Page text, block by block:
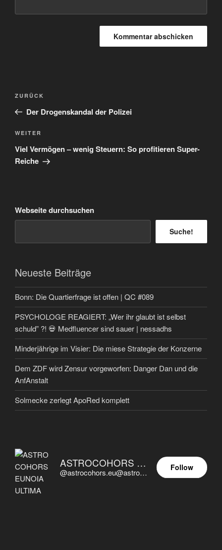
Beitragsnavigation
Vorheriger
Beitrag
ZURÜCK
Der Drogenskandal der Polizei
Nächster
Beitrag
WEITER
Viel Vermögen – wenig Steuern: So profitieren Super-
Reiche
Webseite durchsuchen
Suche!
Neueste Beiträge
Bonn: Die Quartierfrage ist offen | QC #089
PSYCHOLOGE REAGIERT: „Wer ihr glaubt ist selbst
schuld” ?! 💀 Medfluencer sind sauer | nessadhs
Minderjährige im Visier: Die miese Strategie der Konzerne
Dem ZDF wird Zensur vorgeworfen: Danger Dan und die
AnfAnstalt
Solmecke zerlegt ApoRed komplett
ASTROCOHORS EUNOIA ULTIMA
@astrocohors.eu@astrocohors.eu
Follow